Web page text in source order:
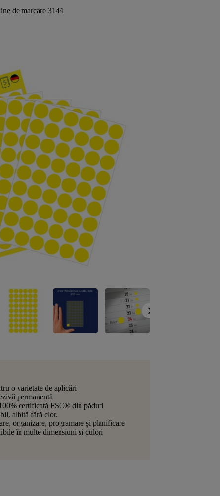
de marcare 3144
o varietate de aplicări
permanentă
certificată FSC® din păduri
albită fără clor.
organizare, programare și planificare
în multe dimensiuni și culori